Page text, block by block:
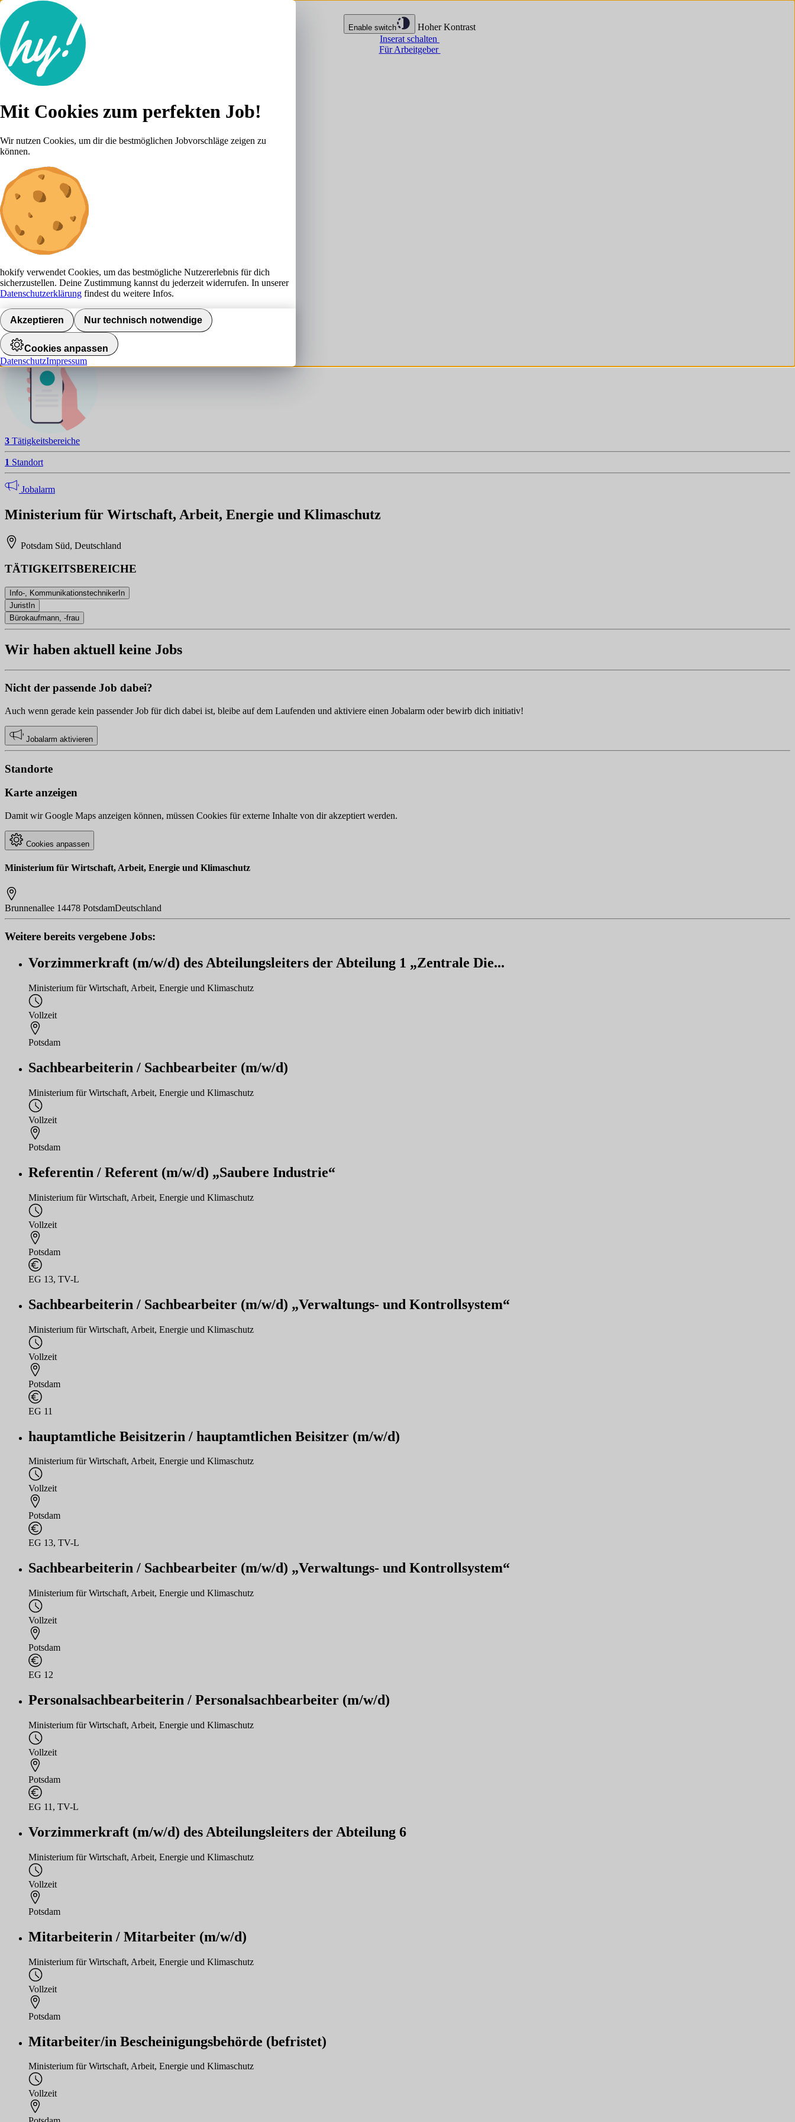
Enable switch
Hoher Kontrast
Inserat schalten
Für Arbeitgeber
Lebenslauf
Anmelden
M
NAVIGATION
Jobalarm aktivieren
3 Tätigkeitsbereiche
1 Standort
Jobalarm
Ministerium für Wirtschaft, Arbeit, Energie und Klimaschutz
Potsdam Süd, Deutschland
TÄTIGKEITSBEREICHE
Info-, KommunikationstechnikerIn
JuristIn
Bürokaufmann, -frau
Wir haben aktuell keine Jobs
Nicht der passende Job dabei?
Auch wenn gerade kein passender Job für dich dabei ist, bleibe auf dem Laufenden und aktiviere einen Jobalarm oder bewirb dich initiativ!
Jobalarm aktivieren
Standorte
Karte anzeigen
Damit wir Google Maps anzeigen können, müssen Cookies für externe Inhalte von dir akzeptiert werden.
Cookies anpassen
Ministerium für Wirtschaft, Arbeit, Energie und Klimaschutz
Brunnenallee 14478 PotsdamDeutschland
Weitere bereits vergebene Jobs:
Vorzimmerkraft (m/w/d) des Abteilungsleiters der Abteilung 1 „Zentrale Die...
Ministerium für Wirtschaft, Arbeit, Energie und Klimaschutz
Vollzeit
Potsdam
Sachbearbeiterin / Sachbearbeiter (m/w/d)
Ministerium für Wirtschaft, Arbeit, Energie und Klimaschutz
Vollzeit
Potsdam
Referentin / Referent (m/w/d) „Saubere Industrie“
Ministerium für Wirtschaft, Arbeit, Energie und Klimaschutz
Vollzeit
Potsdam
EG 13, TV-L
Sachbearbeiterin / Sachbearbeiter (m/w/d) „Verwaltungs- und Kontrollsystem“
Ministerium für Wirtschaft, Arbeit, Energie und Klimaschutz
Vollzeit
Potsdam
EG 11
hauptamtliche Beisitzerin / hauptamtlichen Beisitzer (m/w/d)
Ministerium für Wirtschaft, Arbeit, Energie und Klimaschutz
Vollzeit
Potsdam
EG 13, TV-L
Sachbearbeiterin / Sachbearbeiter (m/w/d) „Verwaltungs- und Kontrollsystem“
Ministerium für Wirtschaft, Arbeit, Energie und Klimaschutz
Vollzeit
Potsdam
EG 12
Personalsachbearbeiterin / Personalsachbearbeiter (m/w/d)
Ministerium für Wirtschaft, Arbeit, Energie und Klimaschutz
Vollzeit
Potsdam
EG 11, TV-L
Vorzimmerkraft (m/w/d) des Abteilungsleiters der Abteilung 6
Ministerium für Wirtschaft, Arbeit, Energie und Klimaschutz
Vollzeit
Potsdam
Mitarbeiterin / Mitarbeiter (m/w/d)
Ministerium für Wirtschaft, Arbeit, Energie und Klimaschutz
Vollzeit
Potsdam
Mitarbeiter/in Bescheinigungsbehörde (befristet)
Ministerium für Wirtschaft, Arbeit, Energie und Klimaschutz
Vollzeit
Mit Cookies zum perfekten Job!
Wir nutzen Cookies, um dir die bestmöglichen Jobvorschläge zeigen zu
können.
hokify verwendet Cookies, um das bestmögliche Nutzererlebnis für dich
sicherzustellen. Deine Zustimmung kannst du jederzeit widerrufen. In unserer
Datenschutzerklärung findest du weitere Infos.
Akzeptieren Nur technisch notwendige
Cookies anpassen
DatenschutzImpressum